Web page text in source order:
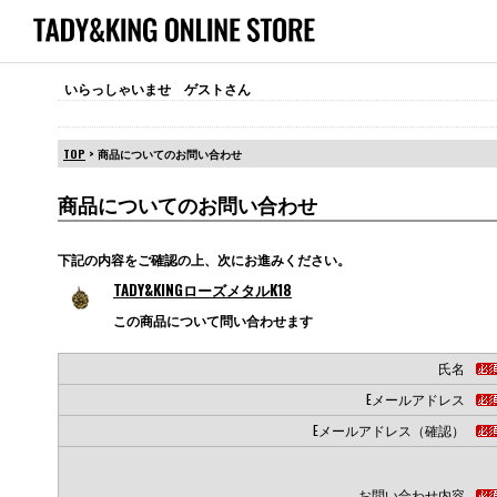
いらっしゃいませ ゲストさん
TOP > 商品についてのお問い合わせ
商品についてのお問い合わせ
下記の内容をご確認の上、次にお進みください。
TADY&KINGローズメタルK18
この商品について問い合わせます
氏名
Eメールアドレス
Eメールアドレス（確認）